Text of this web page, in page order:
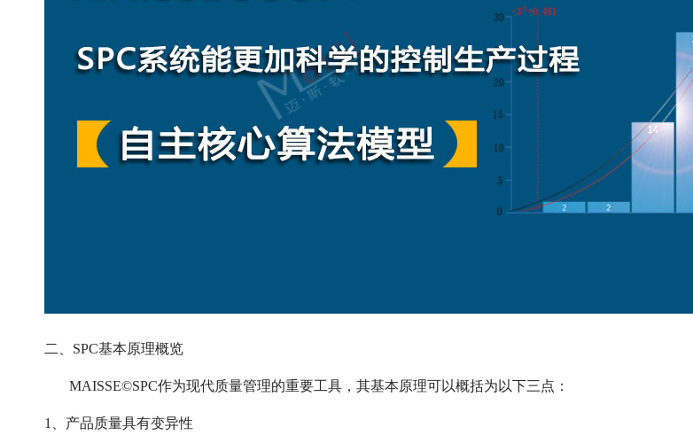
二、SPC基本原理概览
MAISSE©SPC作为现代质量管理的重要工具，其基本原理可以概括为以下三点：
1、产品质量具有变异性